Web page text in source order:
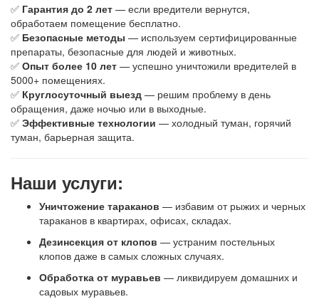
✅ Гарантия до 2 лет — если вредители вернутся,
обработаем помещение бесплатно.
✅ Безопасные методы — используем сертифицированные
препараты, безопасные для людей и животных.
✅ Опыт более 10 лет — успешно уничтожили вредителей в
5000+ помещениях.
✅ Круглосуточный выезд — решим проблему в день
обращения, даже ночью или в выходные.
✅ Эффективные технологии — холодный туман, горячий
туман, барьерная защита.
Наши услуги:
Уничтожение тараканов — избавим от рыжих и черных
тараканов в квартирах, офисах, складах.
Дезинсекция от клопов — устраним постельных
клопов даже в самых сложных случаях.
Обработка от муравьев — ликвидируем домашних и
садовых муравьев.